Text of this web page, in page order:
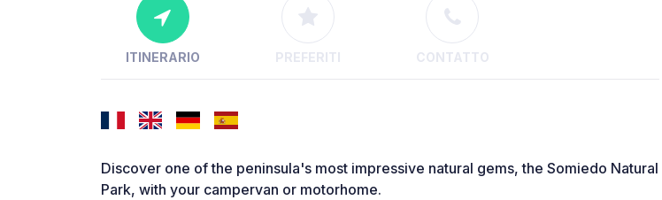
ITINERARIO PREFERITI CONTATTO
Discover one of the peninsula's most impressive natural gems, the Somiedo Natural
Park, with your campervan or motorhome.